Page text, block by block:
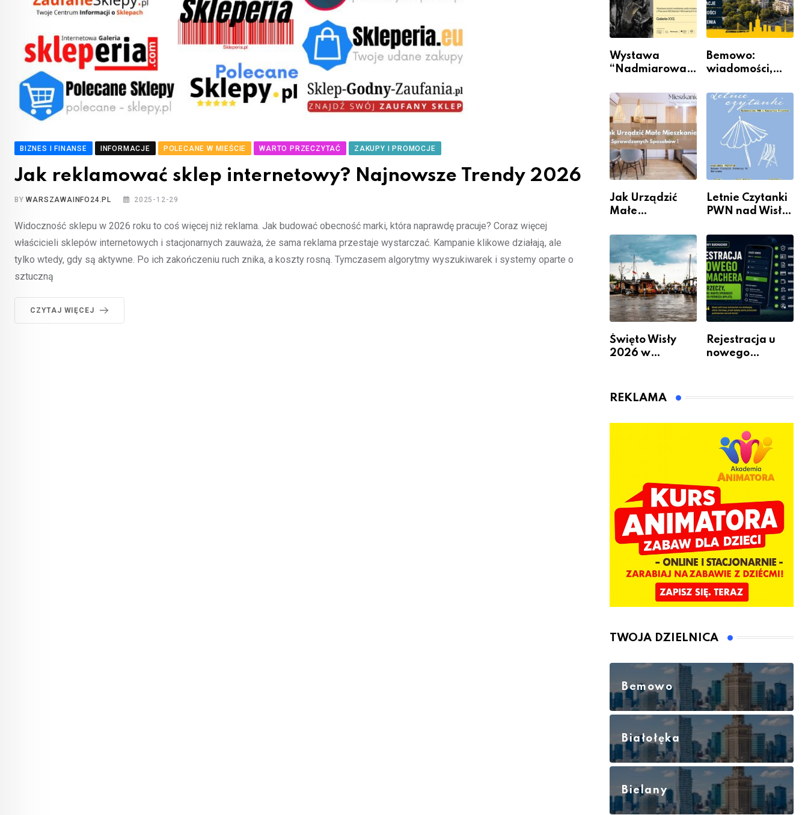
BIZNES I FINANSE INFORMACJE POLECANE W MIEŚCIE WARTO PRZECZYTAĆ ZAKUPY I PROMOCJE
Jak reklamować sklep internetowy? Najnowsze Trendy 2026
BYWARSZAWAINFO24.PL 2025-12-29
Widoczność sklepu w 2026 roku to coś więcej niż reklama. Jak budować obecność marki, która naprawdę pracuje? Coraz więcej
właścicieli sklepów internetowych i stacjonarnych zauważa, że sama reklama przestaje wystarczać. Kampanie klikowe działają, ale
tylko wtedy, gdy są aktywne. Po ich zakończeniu ruch znika, a koszty rosną. Tymczasem algorytmy wyszukiwarek i systemy oparte o
sztuczną
CZYTAJ WIĘCEJ
Wystawa
“Nadmiarowa
w Galerii XX1
Bemowo:
wiadomości,
wydarzenia z
dzielnicy
Jak Urządzić
Małe
Sposobów Na
Więcej
Przestrzeni Bez
Kosztownego
Remontu
Letnie Czytanki
PWN nad Wisłą.
książką, kawą i
chwilą dla
siebie
Święto Wisły
2026 w
się będzie działo
Rejestracja u
nowego
wpłatą
REKLAMA
TWOJA DZIELNICA
Bemowo
Białołęka
Bielany